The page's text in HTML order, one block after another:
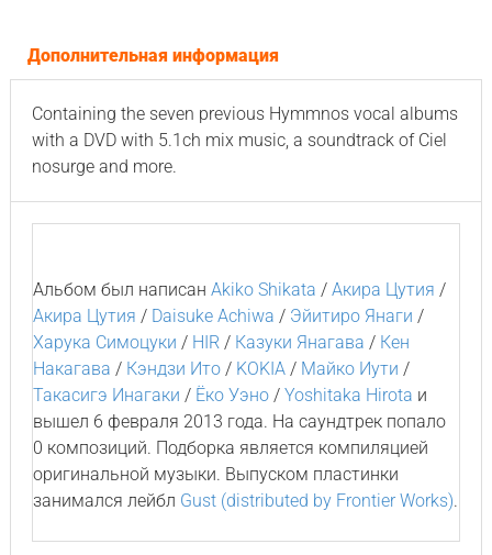
Дополнительная информация
Containing the seven previous Hymmnos vocal albums
with a DVD with 5.1ch mix music, a soundtrack of Ciel
nosurge and more.
Альбом был написан Akiko Shikata / Акира Цутия /
Акира Цутия / Daisuke Achiwa / Эйитиро Янаги /
Харука Симоцуки / HIR/ Казуки Янагава / Кен
Накагава / Кэндзи Ито/ KOKIA/ Майко Иути /
Такасигэ Инагаки / Ёко Уэно/ Yoshitaka Hirota и
вышел 6 февраля 2013 года. На саундтрек попало
0 композиций. Подборка является компиляцией
оригинальной музыки. Выпуском пластинки
занимался лейбл Gust (distributed by Frontier Works).